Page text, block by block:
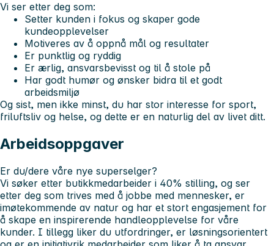
Vi ser etter deg som:
Setter kunden i fokus og skaper gode
kundeopplevelser
Motiveres av å oppnå mål og resultater
Er punktlig og ryddig
Er ærlig, ansvarsbevisst og til å stole på
Har godt humør og ønsker bidra til et godt
arbeidsmiljø
Og sist, men ikke minst, du har stor interesse for sport,
friluftsliv og helse, og dette er en naturlig del av livet ditt.
Arbeidsoppgaver
Er du/dere våre nye superselger?
Vi søker etter butikkmedarbeider i 40% stilling, og ser
etter deg som trives med å jobbe med mennesker, er
imøtekommende av natur og har et stort engasjement for
å skape en inspirerende handleopplevelse for våre
kunder. I tillegg liker du utfordringer, er løsningsorientert